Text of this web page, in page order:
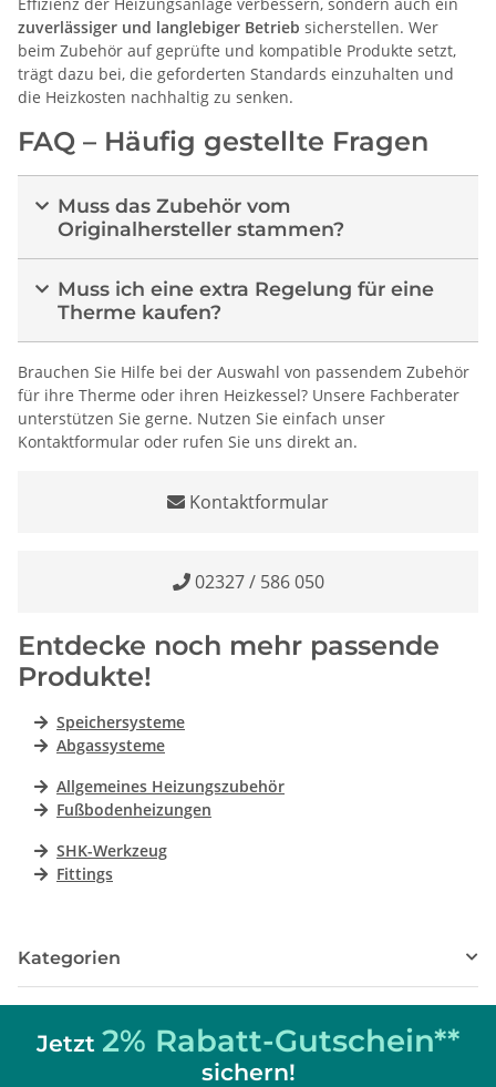
zuverlässiger und langlebiger Betrieb sicherstellen. Wer
beim Zubehör auf geprüfte und kompatible Produkte setzt,
trägt dazu bei, die geforderten Standards einzuhalten und
die Heizkosten nachhaltig zu senken.
FAQ – Häufig gestellte Fragen
Muss das Zubehör vom
Originalhersteller stammen?
Muss ich eine extra Regelung für eine
Therme kaufen?
Brauchen Sie Hilfe bei der Auswahl von passendem Zubehör
für ihre Therme oder ihren Heizkessel? Unsere Fachberater
unterstützen Sie gerne. Nutzen Sie einfach unser
Kontaktformular oder rufen Sie uns direkt an.
Kontaktformular
02327 / 586 050
Entdecke noch mehr passende
Produkte!
Speichersysteme
Abgassysteme
Allgemeines Heizungszubehör
Fußbodenheizungen
SHK-Werkzeug
Fittings
Kategorien
Jetzt 2% Rabatt-Gutschein**
sichern!